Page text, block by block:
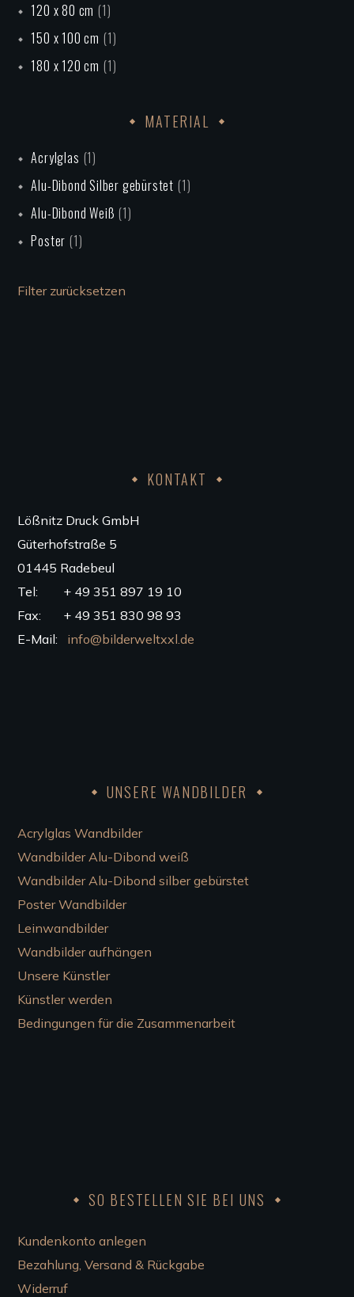
120 x 80 cm (1)
150 x 100 cm (1)
180 x 120 cm (1)
MATERIAL
Acrylglas (1)
Alu-Dibond Silber gebürstet (1)
Alu-Dibond Weiß (1)
Poster (1)
Filter zurücksetzen
KONTAKT
Lößnitz Druck GmbH
Güterhofstraße 5
01445 Radebeul
Tel: + 49 351 897 19 10
Fax: + 49 351 830 98 93
E-Mail: info@bilderweltxxl.de
UNSERE WANDBILDER
Acrylglas Wandbilder
Wandbilder Alu-Dibond weiß
Wandbilder Alu-Dibond silber gebürstet
Poster Wandbilder
Leinwandbilder
Wandbilder aufhängen
Unsere Künstler
Künstler werden
Bedingungen für die Zusammenarbeit
SO BESTELLEN SIE BEI UNS
Kundenkonto anlegen
Bezahlung, Versand & Rückgabe
Widerruf